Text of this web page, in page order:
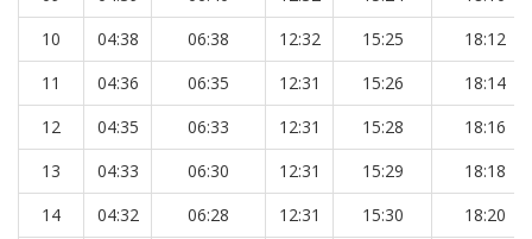
10
04:38 06:38 12:32 15:25
18:12
11
04:36 06:35 12:31 15:26
18:14
12
04:35 06:33 12:31 15:28
18:16
13
04:33 06:30 12:31 15:29
18:18
14
04:32 06:28 12:31 15:30
18:20